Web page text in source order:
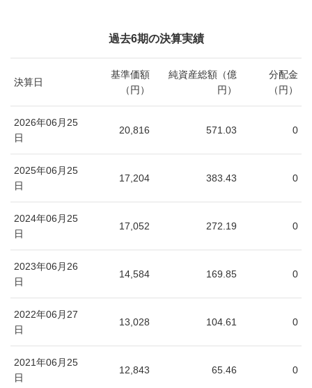
過去6期の決算実績
決算日
基準価額
（円）
純資産総額（億
円）
分配金
（円）
2026年06月25
日
20,816 571.03 0
2025年06月25
日
17,204 383.43 0
2024年06月25
日
17,052 272.19 0
2023年06月26
日
14,584 169.85 0
2022年06月27
日
13,028 104.61 0
2021年06月25
日
12,843 65.46 0